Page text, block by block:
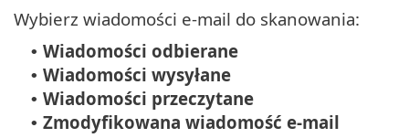
Wybierz wiadomości e-mail do skanowania:
• Wiadomości odbierane
• Wiadomości wysyłane
• Wiadomości przeczytane
• Zmodyfikowana wiadomość e-mail